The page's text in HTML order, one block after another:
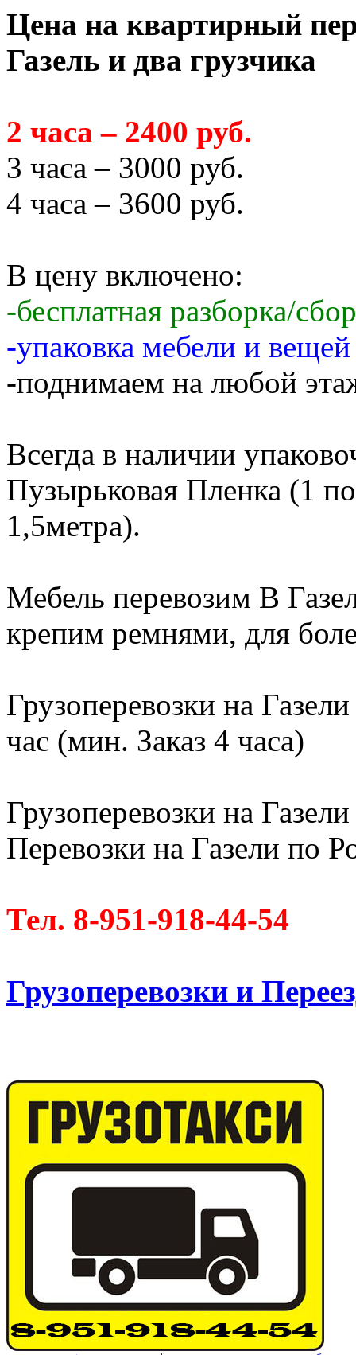
Цена на квартирный
Газель и два грузчика
2 часа – 2400 руб.
3 часа – 3000 руб.
4 часа – 3600 руб.
В цену включено:
-бесплатная разборка/
-упаковка мебели и
-поднимаем на любой
Всегда в наличии
Пузырьковая Пленка (1
1,5метра).
Мебель перевозим В
крепим ремнями, для
Грузоперевозки на
час (мин. Заказ 4 часа)
Грузоперевозки на
Перевозки на Газели по
Тел. 8-951-918-44-54
Грузоперевозки и